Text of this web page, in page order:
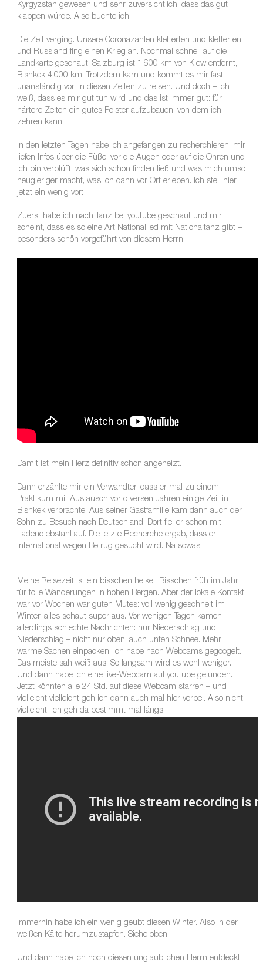
Kyrgyzstan gewesen und sehr zuversichtlich, dass das gut
klappen würde. Also buchte ich.
Die Zeit verging. Unsere Coronazahlen kletterten und kletterten
und Russland fing einen Krieg an. Nochmal schnell auf die
Landkarte geschaut: Salzburg ist 1.600 km von Kiew entfernt,
Bishkek 4.000 km. Trotzdem kam und kommt es mir fast
unanständig vor, in diesen Zeiten zu reisen. Und doch – ich
weiß, dass es mir gut tun wird und das ist immer gut: für
härtere Zeiten ein gutes Polster aufzubauen, von dem ich
zehren kann.
In den letzten Tagen habe ich angefangen zu recherchieren, mir
liefen Infos über die Füße, vor die Augen oder auf die Ohren und
ich bin verblüfft, was sich schon finden ließ und was mich umso
neugieriger macht, was ich dann vor Ort erleben. Ich stell hier
jetzt ein wenig vor:
Zuerst habe ich nach Tanz bei youtube geschaut und mir
scheint, dass es so eine Art Nationallied mit Nationaltanz gibt –
besonders schön vorgeführt von diesem Herrn:
Damit ist mein Herz definitiv schon angeheizt.
Dann erzählte mir ein Verwandter, dass er mal zu einem
Praktikum mit Austausch vor diversen Jahren einige Zeit in
Bishkek verbrachte. Aus seiner Gastfamilie kam dann auch der
Sohn zu Besuch nach Deutschland. Dort fiel er schon mit
Ladendiebstahl auf. Die letzte Recherche ergab, dass er
international wegen Betrug gesucht wird. Na sowas.
Meine Reisezeit ist ein bisschen heikel. Bisschen früh im Jahr
für tolle Wanderungen in hohen Bergen. Aber der lokale Kontakt
war vor Wochen war guten Mutes: voll wenig geschneit im
Winter, alles schaut super aus. Vor wenigen Tagen kamen
allerdings schlechte Nachrichten: nur Niederschlag und
Niederschlag – nicht nur oben, auch unten Schnee. Mehr
warme Sachen einpacken. Ich habe nach Webcams gegoogelt.
Das meiste sah weiß aus. So langsam wird es wohl weniger.
Und dann habe ich eine live-Webcam auf youtube gefunden.
Jetzt könnten alle 24 Std. auf diese Webcam starren – und
vielleicht vielleicht geh ich dann auch mal hier vorbei. Also nicht
vielleicht, ich geh da bestimmt mal längs!
Immerhin habe ich ein wenig geübt diesen Winter. Also in der
weißen Kälte herumzustapfen. Siehe oben.
Und dann habe ich noch diesen unglaublichen Herrn entdeckt: